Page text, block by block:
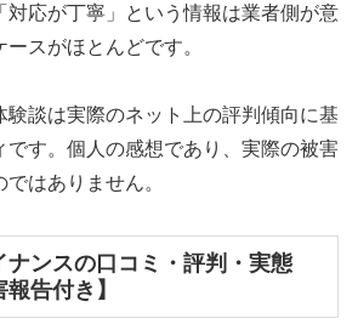
対応が丁寧」という情報は業者側が意
スがほとんどです。
談は実際のネット上の評判傾向に基
です。個人の感想であり、実際の被害
はありません。
ナンスの口コミ・評判・実態
報告付き】